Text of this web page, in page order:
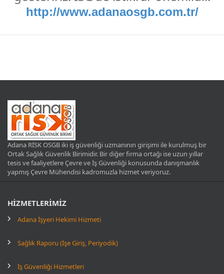
http://www.adanaosgb.com.tr/
Adana RİSK OSGB iki iş güvenliği uzmanının girişimi ile kurulmuş bir
Ortak Sağlık Güvenlik Birimidir. Bir diğer firma ortağı ise uzun yıllar
tesis ve faaliyetlere Çevre ve İş Güvenliği konusunda danışmanlık
yapmış Çevre Mühendisi kadromuzla hizmet veriyoruz.
HİZMETLERİMİZ
Adana İşyeri Hekimi Hizmeti
Sağlık Raporu (İşe Giriş, Periyodik)
İş Güvenliği Hizmetleri